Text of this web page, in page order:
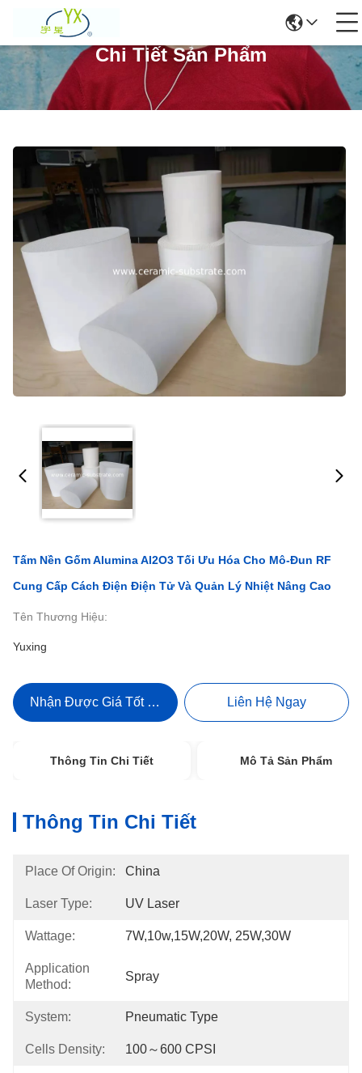
Chi Tiết Sản Phẩm
Tấm Nền Gốm Alumina Al2O3 Tối Ưu Hóa Cho Mô-Đun RF
Cung Cấp Cách Điện Điện Tử Và Quản Lý Nhiệt Nâng Cao
Tên Thương Hiệu:
Yuxing
Nhận Được Giá Tốt Nhất Liên Hệ Ngay
Thông Tin Chi Tiết Mô Tả Sản Phẩm
Thông Tin Chi Tiết
Place Of Origin: China
Laser Type: UV Laser
Wattage: 7W,10w,15W,20W, 25W,30W
Application
Method:
Spray
System: Pneumatic Type
Cells Density: 100～600 CPSI